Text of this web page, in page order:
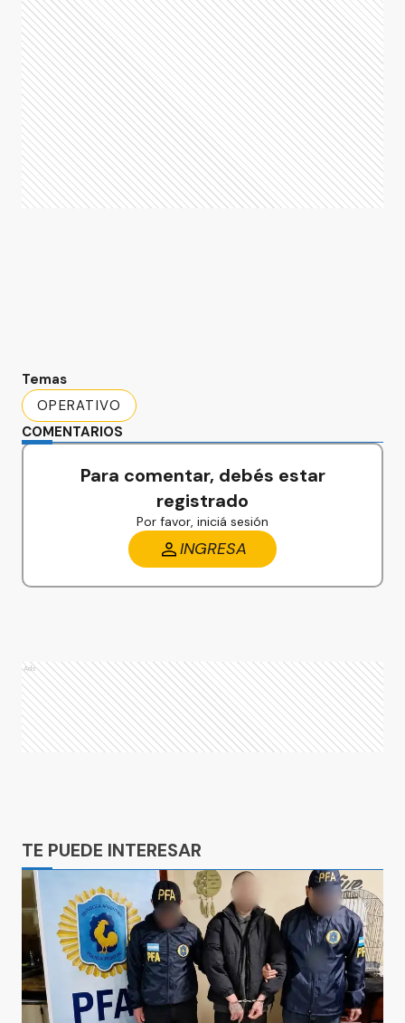
Temas
OPERATIVO
COMENTARIOS
Para comentar, debés estar
registrado
Por favor, iniciá sesión
INGRESA
Ads
TE PUEDE INTERESAR